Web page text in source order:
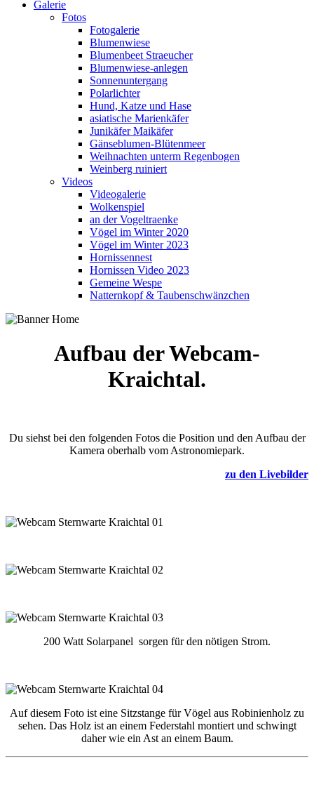
Galerie
Fotos
Fotogalerie
Blumenwiese
Blumenbeet Straeucher
Blumenwiese-anlegen
Sonnenuntergang
Polarlichter
Hund, Katze und Hase
asiatische Marienkäfer
Junikäfer Maikäfer
Gänseblumen-Blütenmeer
Weihnachten unterm Regenbogen
Weinberg ruiniert
Videos
Videogalerie
Wolkenspiel
an der Vogeltraenke
Vögel im Winter 2020
Vögel im Winter 2023
Hornissennest
Hornissen Video 2023
Gemeine Wespe
Natternkopf & Taubenschwänzchen
Aufbau der Webcam-
Kraichtal.
Du siehst bei den folgenden Fotos die Position und den Aufbau der
Kamera oberhalb vom Astronomiepark.
zu den Livebilder
200 Watt Solarpanel sorgen für den nötigen Strom.
Auf diesem Foto ist eine Sitzstange für Vögel aus Robinienholz zu
sehen. Das Holz ist an einem Federstahl montiert und schwingt
daher wie ein Ast an einem Baum.